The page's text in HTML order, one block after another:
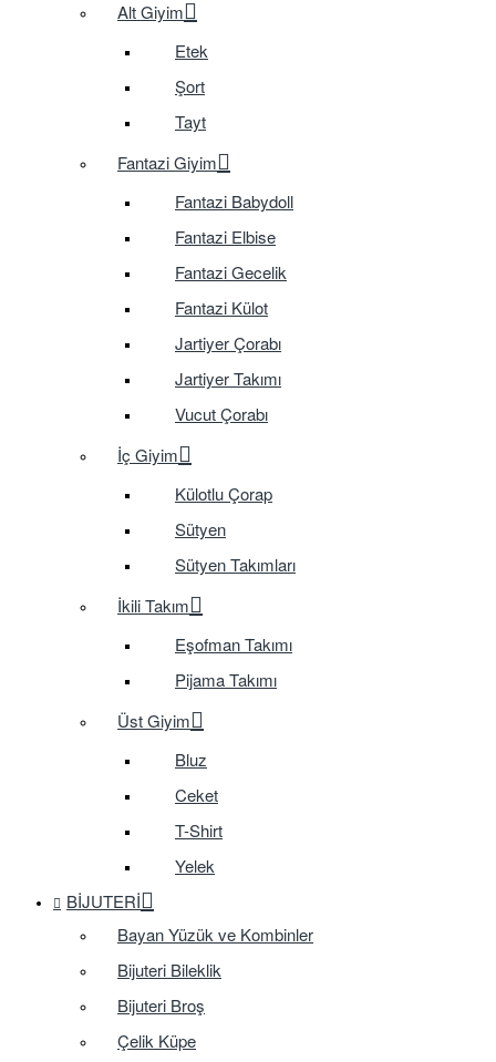
Alt Giyim
Etek
Şort
Tayt
Fantazi Giyim
Fantazi Babydoll
Fantazi Elbise
Fantazi Gecelik
Fantazi Külot
Jartiyer Çorabı
Jartiyer Takımı
Vucut Çorabı
İç Giyim
Külotlu Çorap
Sütyen
Sütyen Takımları
İkili Takım
Eşofman Takımı
Pijama Takımı
Üst Giyim
Bluz
Ceket
T-Shirt
Yelek
BIJUTERI
Bayan Yüzük ve Kombinler
Bijuteri Bileklik
Bijuteri Broş
Çelik Küpe